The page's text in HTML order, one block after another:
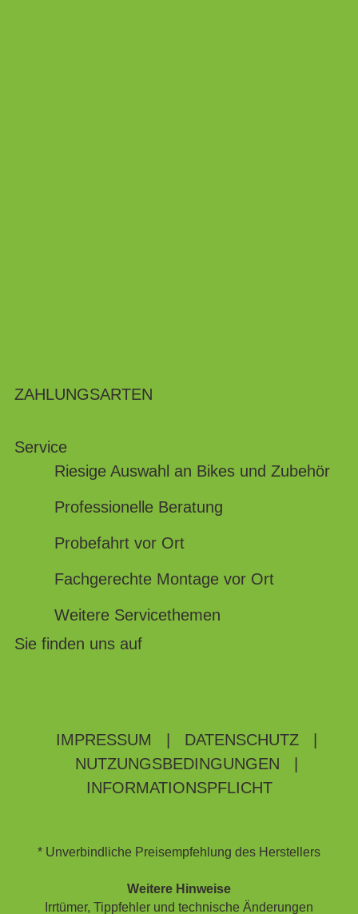
ZAHLUNGSARTEN
Service
Riesige Auswahl an Bikes und Zubehör
Professionelle Beratung
Probefahrt vor Ort
Fachgerechte Montage vor Ort
Weitere Servicethemen
Sie finden uns auf
IMPRESSUM DATENSCHUTZ
NUTZUNGSBEDINGUNGEN
INFORMATIONSPFLICHT
* Unverbindliche Preisempfehlung des Herstellers
Weitere Hinweise
Irrtümer, Tippfehler und technische Änderungen